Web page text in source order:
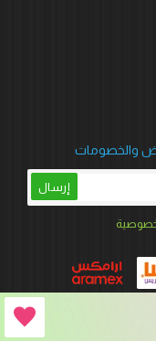
والخصومات
إرسال